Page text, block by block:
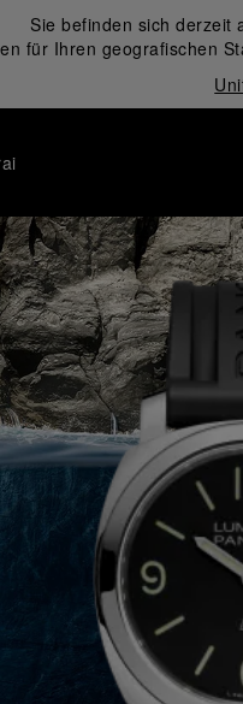
Sie befinden sich derzeit
für Ihren geografischen